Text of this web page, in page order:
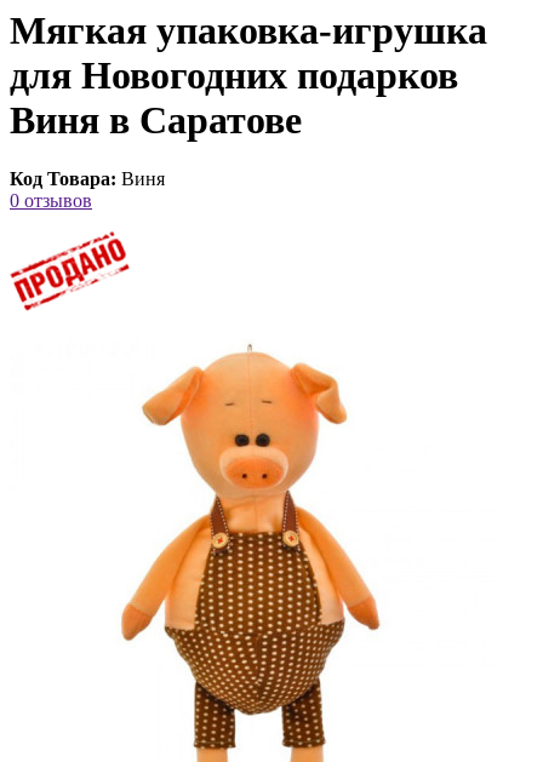
Мягкая упаковка-игрушка
для Новогодних подарков
Виня в Саратове
Код Товара: Виня
0 отзывов